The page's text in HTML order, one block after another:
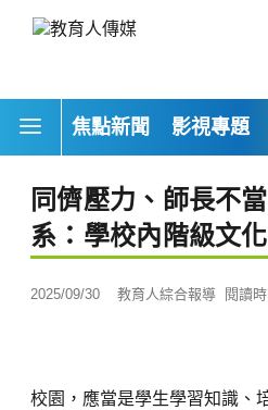
焦點新聞 影視專題
同儕壓力、師長不
系：學校內階級文
2025/09/30 教育人綜合報導 閱讀
校園，應當是學生學習知識、